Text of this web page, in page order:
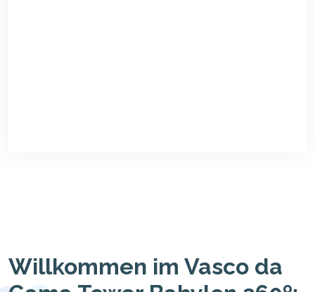
Willkommen im Vasco da